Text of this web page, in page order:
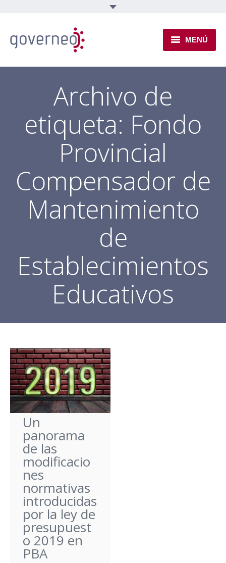
MENÚ
INSTITUCIONAL
EJES TEMÁTICOS
NOVEDADES
Archivo de
etiqueta: Fondo
Provincial
Compensador de
Mantenimiento
de
Establecimientos
Educativos
Un
panorama
de las
modificacio
nes
normativas
introducidas
por la ley de
presupuest
o 2019 en
PBA